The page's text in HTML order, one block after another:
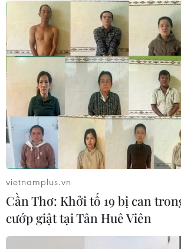
vietnamplus.vn
Cần Thơ: Khởi tố 19 bị can
cướp giật tại Tân Huê Viên